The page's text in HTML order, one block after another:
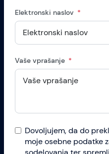
Elektronski naslov
Vaše vprašanje
Dovoljujem, da do
moje osebne podatke